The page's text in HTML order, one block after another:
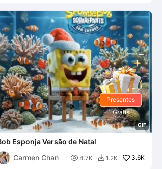
GIF
Esponja Versão de Natal
Carmen Chan
 4.7K  1.2K 3.6K
Presentes
Grátis